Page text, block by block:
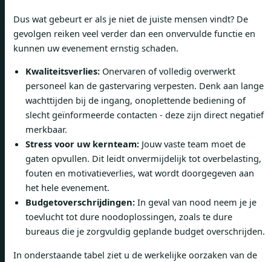
Dus wat gebeurt er als je niet de juiste mensen vindt? De
gevolgen reiken veel verder dan een onvervulde functie en
kunnen uw evenement ernstig schaden.
Kwaliteitsverlies: Onervaren of volledig overwerkt
personeel kan de gastervaring verpesten. Denk aan lange
wachttijden bij de ingang, onoplettende bediening of
slecht geïnformeerde contacten - deze zijn direct negatief
merkbaar.
Stress voor uw kernteam: Jouw vaste team moet de
gaten opvullen. Dit leidt onvermijdelijk tot overbelasting,
fouten en motivatieverlies, wat wordt doorgegeven aan
het hele evenement.
Budgetoverschrijdingen: In geval van nood neem je je
toevlucht tot dure noodoplossingen, zoals te dure
bureaus die je zorgvuldig geplande budget overschrijden.
In onderstaande tabel ziet u de werkelijke oorzaken van de